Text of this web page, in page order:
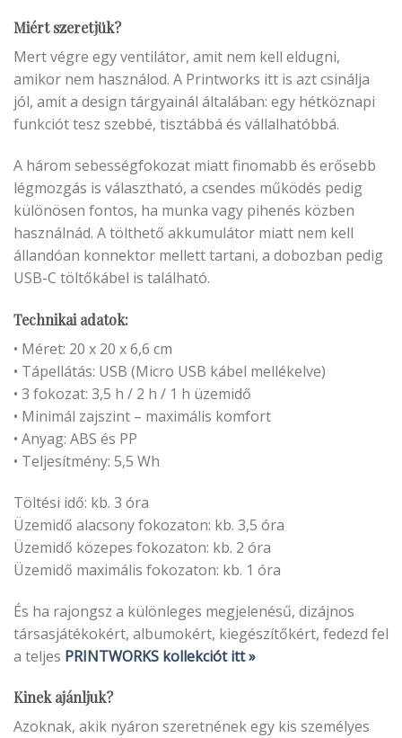
Miért szeretjük?
Mert végre egy ventilátor, amit nem kell eldugni,
amikor nem használod. A Printworks itt is azt csinálja
jól, amit a design tárgyainál általában: egy hétköznapi
funkciót tesz szebbé, tisztábbá és vállalhatóbbá.
A három sebességfokozat miatt finomabb és erősebb
légmozgás is választható, a csendes működés pedig
különösen fontos, ha munka vagy pihenés közben
használnád. A tölthető akkumulátor miatt nem kell
állandóan konnektor mellett tartani, a dobozban pedig
USB-C töltőkábel is található.
Technikai adatok:
• Méret: 20 x 20 x 6,6 cm
• Tápellátás: USB (Micro USB kábel mellékelve)
• 3 fokozat: 3,5 h / 2 h / 1 h üzemidő
• Minimál zajszint – maximális komfort
• Anyag: ABS és PP
• Teljesítmény: 5,5 Wh
Töltési idő: kb. 3 óra
Üzemidő alacsony fokozaton: kb. 3,5 óra
Üzemidő közepes fokozaton: kb. 2 óra
Üzemidő maximális fokozaton: kb. 1 óra
És ha rajongsz a különleges megjelenésű, dizájnos
társasjátékokért, albumokért, kiegészítőkért, fedezd fel
a teljes PRINTWORKS kollekciót itt »
Kinek ajánljuk?
Azoknak, akik nyáron szeretnének egy kis személyes